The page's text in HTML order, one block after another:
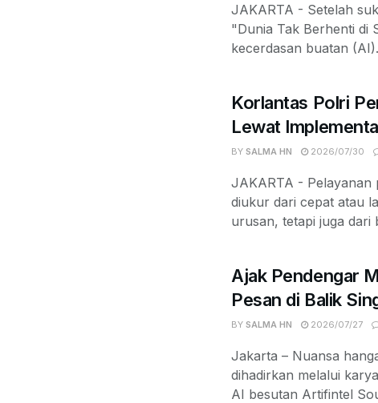
JAKARTA - Setelah
"Dunia Tak Berhenti di
kecerdasan buatan
Korlantas Polri
Lewat
BY SALMA HN 2026/07/30
JAKARTA - Pelayanan
diukur dari cepat atau
urusan, tetapi juga dari
Ajak Pendengar
Pesan di Balik
BY SALMA HN 2026/07/27
Jakarta – Nuansa
dihadirkan melalui
AI besutan Artifintel